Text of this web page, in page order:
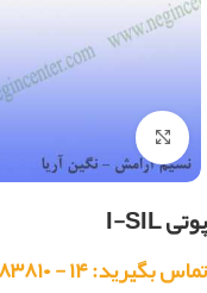
بزرگنمایی تصویر
پوتی I-SIL
تماس بگیرید: ۱۴ - ۰۲۱۶۶۵۸۳۸۱۰